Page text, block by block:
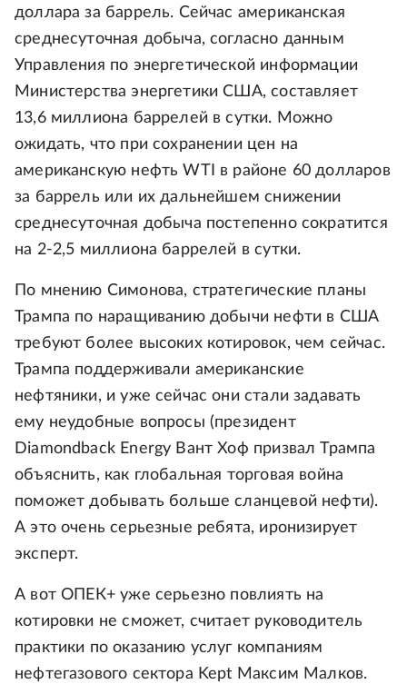
доллара за баррель. Сейчас американская
среднесуточная добыча, согласно данным
Управления по энергетической информации
Министерства энергетики США, составляет
13,6 миллиона баррелей в сутки. Можно
ожидать, что при сохранении цен на
американскую нефть WTI в районе 60 долларов
за баррель или их дальнейшем снижении
среднесуточная добыча постепенно сократится
на 2-2,5 миллиона баррелей в сутки.
По мнению Симонова, стратегические планы
Трампа по наращиванию добычи нефти в США
требуют более высоких котировок, чем сейчас.
Трампа поддерживали американские
нефтяники, и уже сейчас они стали задавать
ему неудобные вопросы (президент
Diamondback Energy Вант Хоф призвал Трампа
объяснить, как глобальная торговая война
поможет добывать больше сланцевой нефти).
А это очень серьезные ребята, иронизирует
эксперт.
А вот ОПЕК+ уже серьезно повлиять на
котировки не сможет, считает руководитель
практики по оказанию услуг компаниям
нефтегазового сектора Kept Максим Малков.